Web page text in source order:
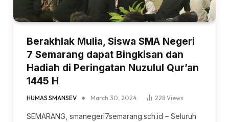
Berakhlak Mulia, Siswa SMA Negeri
7 Semarang dapat Bingkisan dan
Hadiah di Peringatan Nuzulul Qur’an
1445 H
HUMAS SMANSEV March 30, 2024 228 Views
SEMARANG, smanegeri7semarang.sch.id – Seluruh